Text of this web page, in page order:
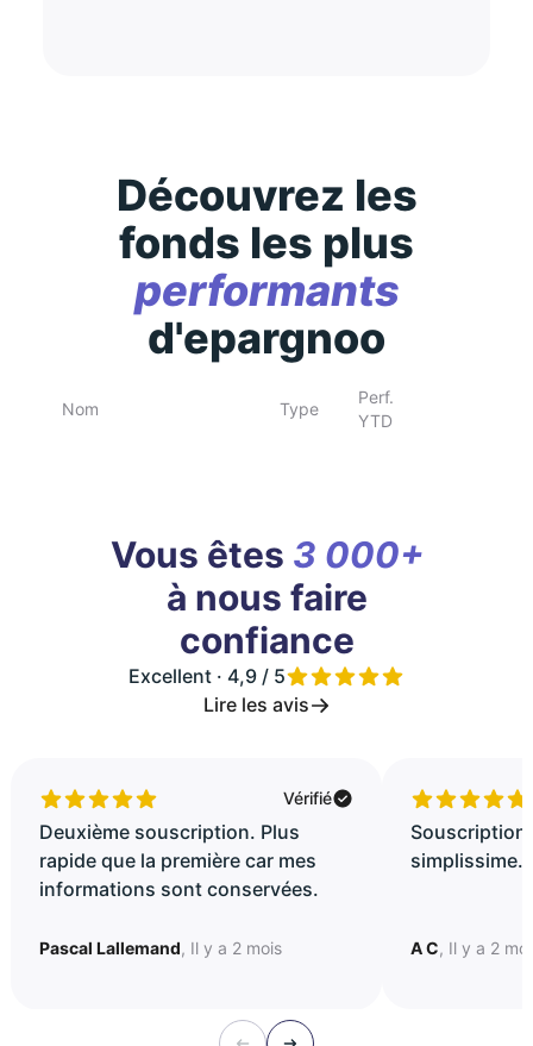
Découvrez les
fonds les plus
performants
d'epargnoo
Nom Type
Perf.
YTD
Vous êtes 3 000+
à nous faire
confiance
Excellent · 4,9 / 5
Lire les avis
Vérifié
Deuxième souscription. Plus
rapide que la première car mes
informations sont conservées.
Pascal Lallemand, Il y a 2 mois
Souscription
A C, Il y a 2